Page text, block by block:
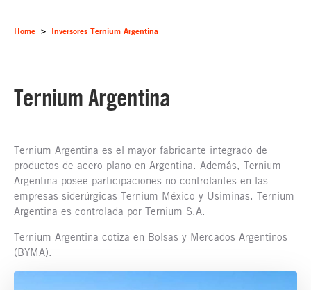
Home > Inversores Ternium Argentina
Ternium Argentina
Ternium Argentina es el mayor fabricante integrado de
productos de acero plano en Argentina. Además, Ternium
Argentina posee participaciones no controlantes en las
empresas siderúrgicas Ternium México y Usiminas. Ternium
Argentina es controlada por Ternium S.A.
Ternium Argentina cotiza en Bolsas y Mercados Argentinos
(BYMA).